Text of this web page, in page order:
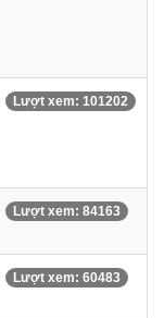
Lượt xem: 101202
Lượt xem: 84163
Lượt xem: 60483